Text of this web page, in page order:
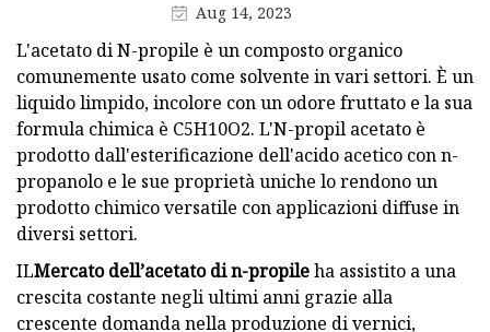
Aug 14, 2023
L'acetato di N-propile è un composto organico
comunemente usato come solvente in vari settori. È un
liquido limpido, incolore con un odore fruttato e la sua
formula chimica è C5H10O2. L'N-propil acetato è
prodotto dall'esterificazione dell'acido acetico con n-
propanolo e le sue proprietà uniche lo rendono un
prodotto chimico versatile con applicazioni diffuse in
diversi settori.
ILMercato dell’acetato di n-propileha assistito a una
crescita costante negli ultimi anni grazie alla
crescente domanda nella produzione di vernici,